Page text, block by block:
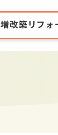
増改築リフォ